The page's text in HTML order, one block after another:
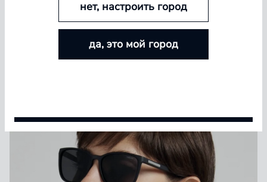
БОЛЬШЕ ЛИНЗ — БОЛЬШЕ СКИДКА
Покупайте контактные линзы Airway и увеличивайте
размер скидки — от 5% до 15%
нет, настроить город
да, это мой город